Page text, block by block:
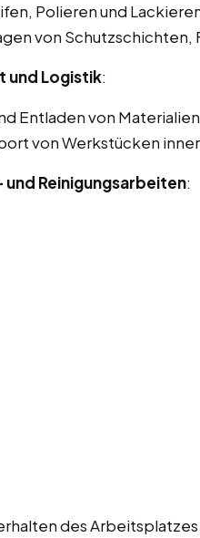
Polieren und
von Schutzschichten,
und Logistik:
Entladen von
von Werkstücken
Reinigungsarbeiten:
des